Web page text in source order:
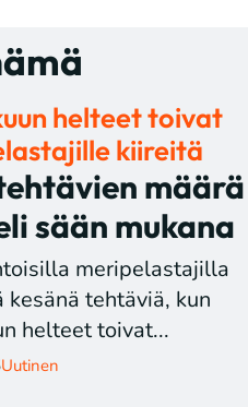
helteet toivat
kiireitä
määrä
sään mukana
meripelastajilla
tehtäviä, kun
helteet toivat...
Uutinen